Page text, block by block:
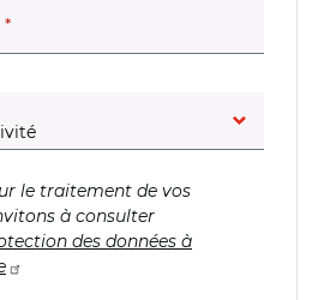
(champ obligatoire)
le traitement de vos
à consulter
des données à